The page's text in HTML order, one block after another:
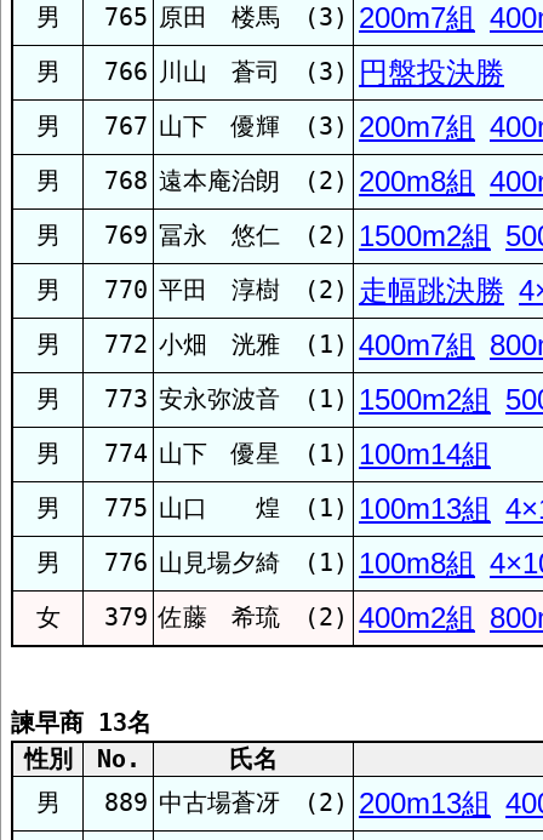
諫早農
宇久
大崎
大村
大村工
大村城南
小浜
鶴鳴
上五島
川棚
男 765 原田 楼馬 (3) 200m7組
男 766 川山 蒼司 (3) 円盤投決勝
男 767 山下 優輝 (3) 200m7組
男 768 遠本庵治朗 (2) 200m8組
男 769 冨永 悠仁 (2) 1500m2組
男 770 平田 淳樹 (2) 走幅跳決勝
男 772 小畑 洸雅 (1) 400m7組
男 773 安永弥波音 (1) 1500m2組
男 774 山下 優星 (1) 100m14組
男 775 山口 煌 (1) 100m13組
男 776 山見場夕綺 (1) 100m8組
女 379 佐藤 希琉 (2) 400m2組
諫早商 13名
性別
No.
氏名
男
889 中古場蒼冴 (2) 200m13組